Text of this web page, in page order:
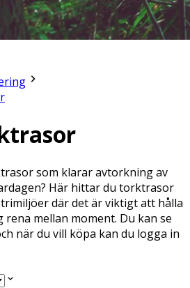
som klarar avtorkning av
Här hittar du torktrasor
där det är viktigt att hålla
mellan moment. Du kan se
när du vill köpa kan du logga in